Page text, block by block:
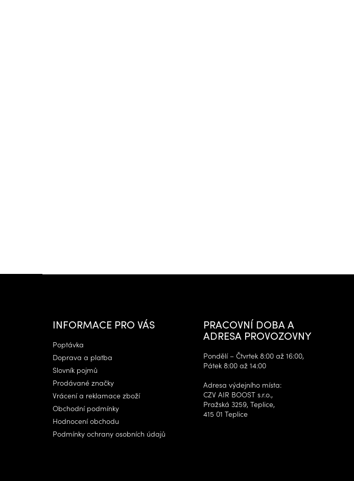
INFORMACE PRO VÁS
Poptávka
Doprava a platba
Slovník pojmů
Prodávané značky
Vrácení a reklamace zboží
Obchodní podmínky
Hodnocení obchodu
Podmínky ochrany osobních údajů
PRACOVNÍ DOBA A
ADRESA PROVOZOVNY
Pondělí – Čtvrtek 8:00 až 16:00,
Pátek 8:00 až 14:00
Adresa výdejního místa:
CZV AIR BOOST s.r.o.,
Pražská 3259, Teplice,
415 01 Teplice